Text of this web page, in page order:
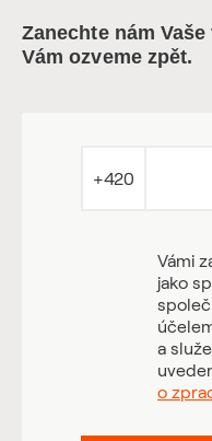
Zanechte nám
Vám ozveme zpět.
+420
Vámi
jako
a
o